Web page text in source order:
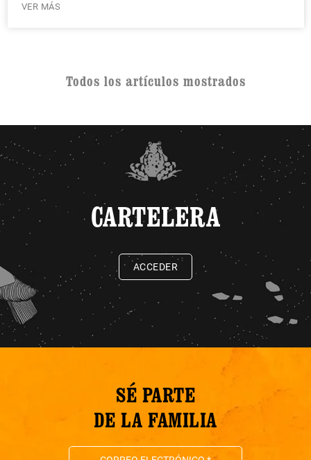
VER MÁS
Todos los artículos mostrados
CARTELERA
ACCEDER
SÉ PARTE
DE LA FAMILIA